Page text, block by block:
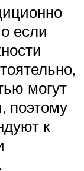
если
могут
поэтому
к